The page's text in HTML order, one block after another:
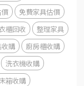
免費家具估價
櫃回收
整理家具
購
廚房櫃收購
洗衣機收購
箱收購